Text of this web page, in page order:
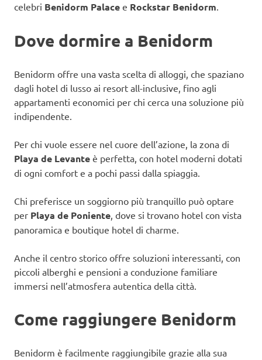
celebri Benidorm Palace e Rockstar Benidorm.
Dove dormire a Benidorm
Benidorm offre una vasta scelta di alloggi, che spaziano
dagli hotel di lusso ai resort all-inclusive, fino agli
appartamenti economici per chi cerca una soluzione più
indipendente.
Per chi vuole essere nel cuore dell’azione, la zona di
Playa de Levante è perfetta, con hotel moderni dotati
di ogni comfort e a pochi passi dalla spiaggia.
Chi preferisce un soggiorno più tranquillo può optare
per Playa de Poniente, dove si trovano hotel con vista
panoramica e boutique hotel di charme.
Anche il centro storico offre soluzioni interessanti, con
piccoli alberghi e pensioni a conduzione familiare
immersi nell’atmosfera autentica della città.
Come raggiungere Benidorm
Benidorm è facilmente raggiungibile grazie alla sua